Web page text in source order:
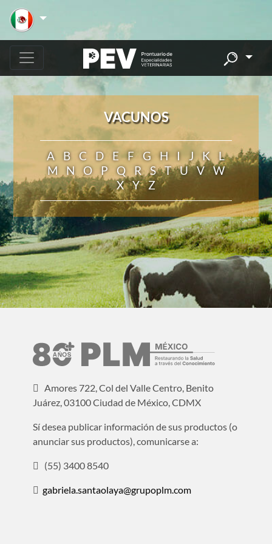
VACUNOS
A B C D E F G H I J K
L
M
N O P Q R S T U V
W
X
Y Z
Amores 722, Col del Valle Centro, Benito
Juárez, 03100 Ciudad de México, CDMX
Sí desea publicar información de sus productos (o
anunciar sus productos), comunicarse a:
(55) 3400 8540
gabriela.santaolaya@grupoplm.com